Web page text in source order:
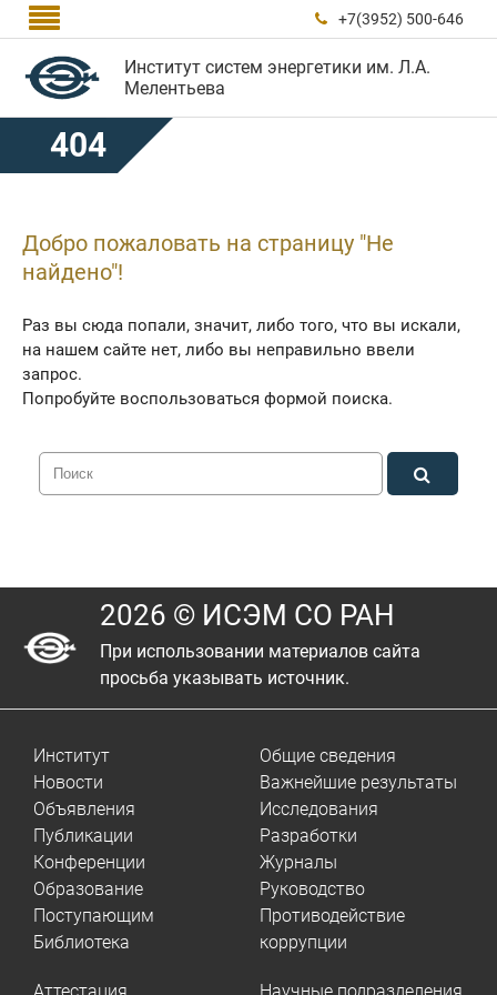
  +7(3952) 500-646
Институт систем энергетики им. Л.А.
Мелентьева
404
Добро пожаловать на страницу "Не
найдено"!
Раз вы сюда попали, значит, либо того, что вы искали,
на нашем сайте нет, либо вы неправильно ввели
запрос.
Попробуйте воспользоваться формой поиска.
2026 © ИСЭМ СО РАН
При использовании материалов сайта
просьба указывать источник.
Институт
Новости
Объявления
Публикации
Конференции
Образование
Поступающим
Библиотека
Общие сведения
Важнейшие результаты
Исследования
Разработки
Журналы
Руководство
Противодействие
коррупции